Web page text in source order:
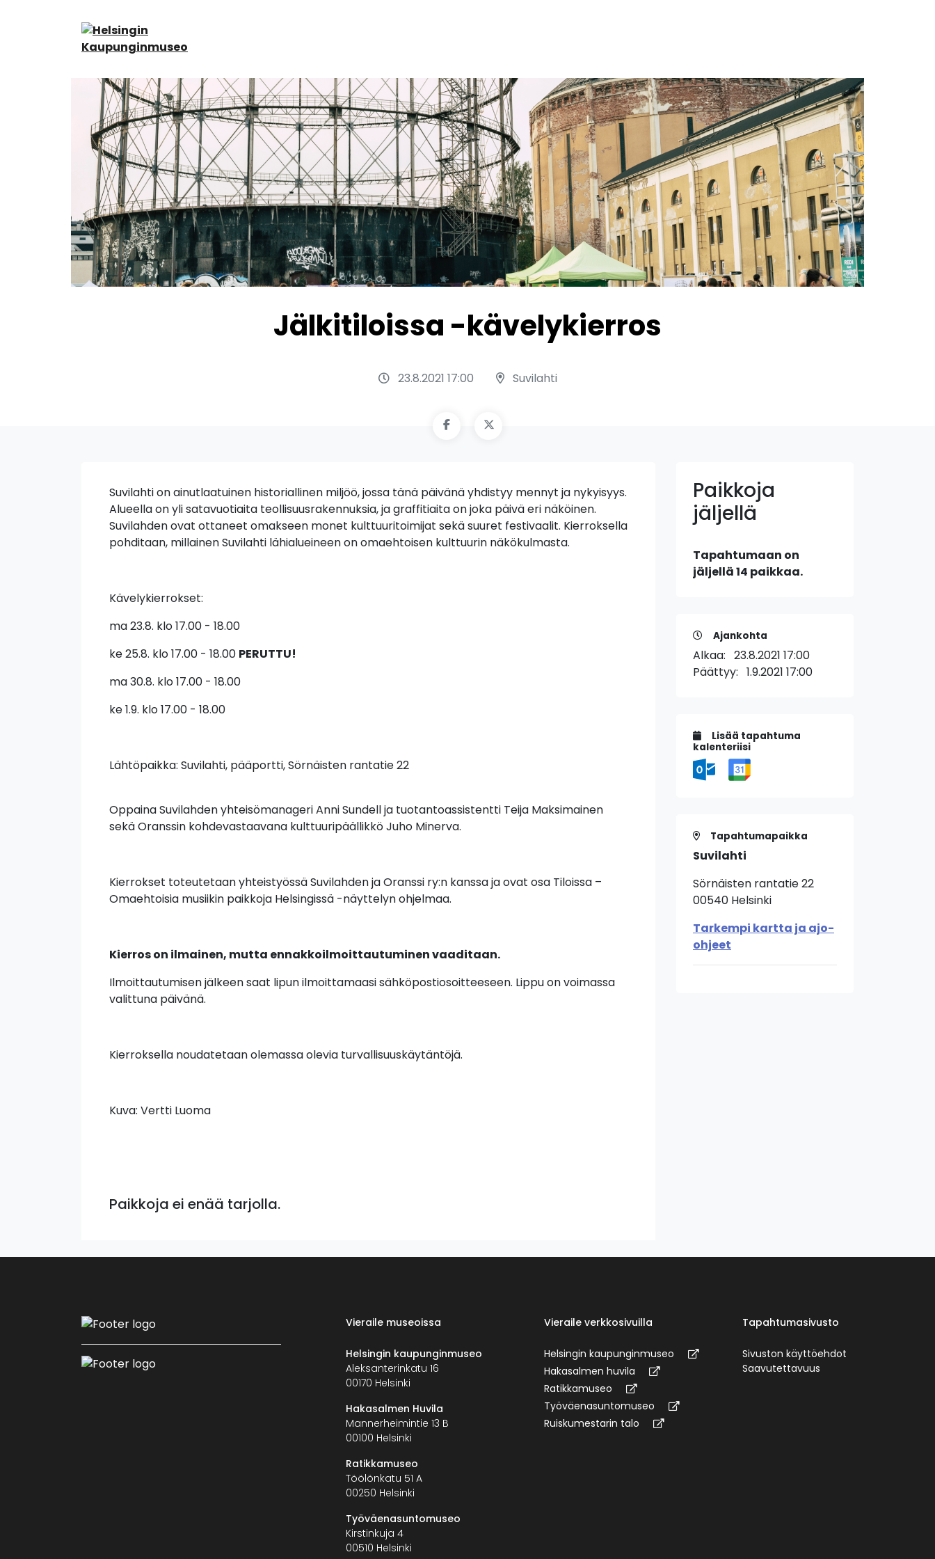
Jälkitiloissa -kävelykierros
23.8.2021 17:00 Suvilahti
Suvilahti on ainutlaatuinen historiallinen miljöö, jossa tänä päivänä yhdistyy mennyt ja nykyisyys.
Alueella on yli satavuotiaita teollisuusrakennuksia, ja graffitiaita on joka päivä eri näköinen.
Suvilahden ovat ottaneet omakseen monet kulttuuritoimijat sekä suuret festivaalit. Kierroksella
pohditaan, millainen Suvilahti lähialueineen on omaehtoisen kulttuurin näkökulmasta.
Kävelykierrokset:
ma 23.8. klo 17.00 - 18.00
ke 25.8. klo 17.00 - 18.00 PERUTTU!
ma 30.8. klo 17.00 - 18.00
ke 1.9. klo 17.00 - 18.00
Lähtöpaikka: Suvilahti, pääportti, Sörnäisten rantatie 22
Oppaina Suvilahden yhteisömanageri Anni Sundell ja tuotantoassistentti Teija Maksimainen
sekä Oranssin kohdevastaavana kulttuuripäällikkö Juho Minerva.
Kierrokset toteutetaan yhteistyössä Suvilahden ja Oranssi ry:n kanssa ja ovat osa Tiloissa –
Omaehtoisia musiikin paikkoja Helsingissä -näyttelyn ohjelmaa.
Kierros on ilmainen, mutta ennakkoilmoittautuminen vaaditaan.
Ilmoittautumisen jälkeen saat lipun ilmoittamaasi sähköpostiosoitteeseen. Lippu on voimassa
valittuna päivänä.
Kierroksella noudatetaan olemassa olevia turvallisuuskäytäntöjä.
Kuva: Vertti Luoma
Paikkoja ei enää tarjolla.
Paikkoja
jäljellä
Tapahtumaan on
jäljellä 14 paikkaa.
Ajankohta
Alkaa: 23.8.2021 17:00
Päättyy: 1.9.2021 17:00
Lisää tapahtuma
kalenteriisi
Tapahtumapaikka
Suvilahti
Sörnäisten rantatie 22
00540 Helsinki
Tarkempi kartta ja ajo-
ohjeet
Vieraile museoissa
Helsingin kaupunginmuseo
Aleksanterinkatu 16
00170 Helsinki
Hakasalmen Huvila
Mannerheimintie 13 B
00100 Helsinki
Ratikkamuseo
Töölönkatu 51 A
00250 Helsinki
Työväenasuntomuseo
Kirstinkuja 4
00510 Helsinki
Vieraile verkkosivuilla
Helsingin kaupunginmuseo
Hakasalmen huvila
Ratikkamuseo
Työväenasuntomuseo
Ruiskumestarin talo
Tapahtumasivusto
Sivuston käyttöehdot
Saavutettavuus